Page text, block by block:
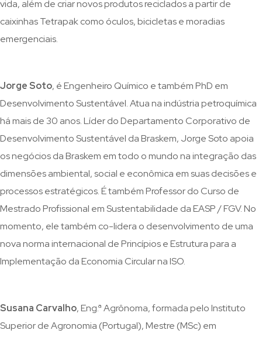
vida, além de criar novos produtos reciclados a partir de
caixinhas Tetrapak como óculos, bicicletas e moradias
emergenciais.
Jorge Soto, é Engenheiro Químico e também PhD em
Desenvolvimento Sustentável. Atua na indústria petroquímica
há mais de 30 anos. Líder do Departamento Corporativo de
Desenvolvimento Sustentável da Braskem, Jorge Soto apoia
os negócios da Braskem em todo o mundo na integração das
dimensões ambiental, social e econômica em suas decisões e
processos estratégicos. É também Professor do Curso de
Mestrado Profissional em Sustentabilidade da EASP / FGV. No
momento, ele também co-lidera o desenvolvimento de uma
nova norma internacional de Princípios e Estrutura para a
Implementação da Economia Circular na ISO.
Susana Carvalho, Eng.ª Agrônoma, formada pelo Instituto
Superior de Agronomia (Portugal), Mestre (MSc) em